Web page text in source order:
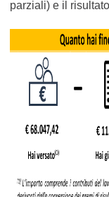
parziali) e il